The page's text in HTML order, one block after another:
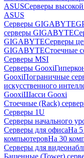
ASUSСерверы
ASUS
Серверы GIGABYTE
серверы GIGABYTE
GIGABYTEСерверы
GIGABYTEСтоечные
Серверы MSI
Серверы Gooxi
GooxiПограничные
искусственного
GooxiШасси Gooxi
Стоечные (Rack)
Серверы 1U
Серверы начального
Серверы для офисаНа 5
компьютеровНа 30
Серверы для
Башенные (Tower)